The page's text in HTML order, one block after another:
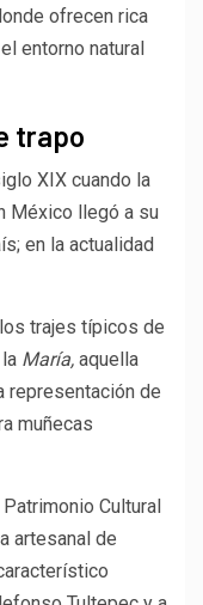
ofrecen rica
entorno natural
trapo
XIX cuando la
México llegó a su
en la actualidad
trajes típicos de
María, aquella
representación de
muñecas
Cultural
artesanal de